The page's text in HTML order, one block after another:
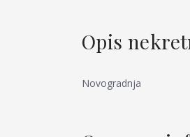
Opis
Novogradnja